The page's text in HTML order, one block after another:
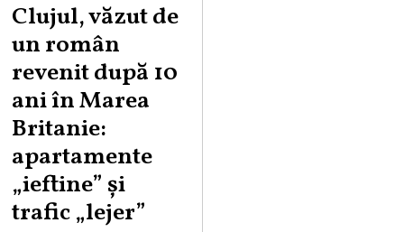
Clujul, văzut de
un român
revenit după 10
ani în Marea
Britanie:
apartamente
„ieftine” și
trafic „lejer”